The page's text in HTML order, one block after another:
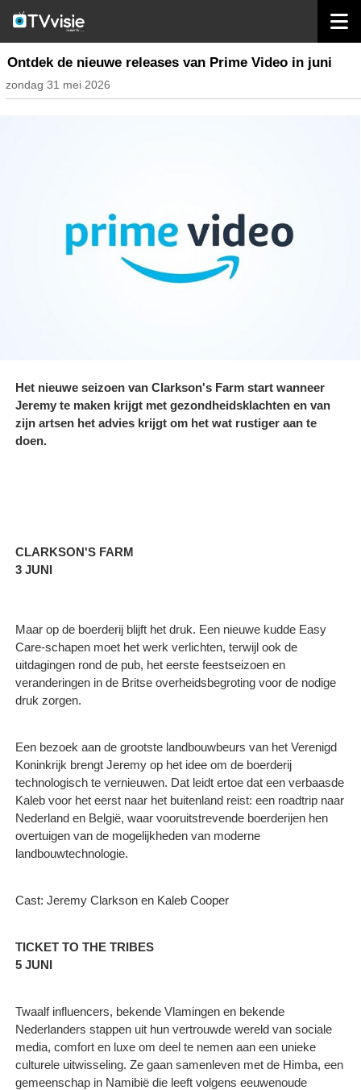
streaming
Ontdek de nieuwe releases van Prime Video in juni
zondag 31 mei 2026
Het nieuwe seizoen van Clarkson's Farm start wanneer
Jeremy te maken krijgt met gezondheidsklachten en van
zijn artsen het advies krijgt om het wat rustiger aan te
doen.
CLARKSON'S FARM
3 JUNI
Maar op de boerderij blijft het druk. Een nieuwe kudde Easy
Care-schapen moet het werk verlichten, terwijl ook de
uitdagingen rond de pub, het eerste feestseizoen en
veranderingen in de Britse overheidsbegroting voor de nodige
druk zorgen.
Een bezoek aan de grootste landbouwbeurs van het Verenigd
Koninkrijk brengt Jeremy op het idee om de boerderij
technologisch te vernieuwen. Dat leidt ertoe dat een verbaasde
Kaleb voor het eerst naar het buitenland reist: een roadtrip naar
Nederland en België, waar vooruitstrevende boerderijen hen
overtuigen van de mogelijkheden van moderne
landbouwtechnologie.
Cast: Jeremy Clarkson en Kaleb Cooper
TICKET TO THE TRIBES
5 JUNI
Twaalf influencers, bekende Vlamingen en bekende
Nederlanders stappen uit hun vertrouwde wereld van sociale
media, comfort en luxe om deel te nemen aan een unieke
culturele uitwisseling. Ze gaan samenleven met de Himba, een
gemeenschap in Namibië die leeft volgens eeuwenoude